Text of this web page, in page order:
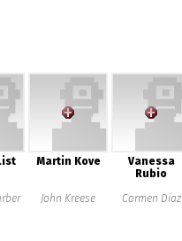
Martin Kove
John Kreese
Vanessa
Rubio
Carmen Diaz